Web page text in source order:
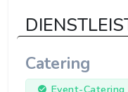
Catering